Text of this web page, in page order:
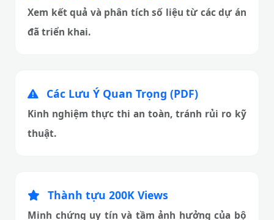
Xem kết quả và phân tích số liệu từ các dự án
đã triển khai.
Các Lưu Ý Quan Trọng (PDF)
Kinh nghiệm thực thi an toàn, tránh rủi ro kỹ
thuật.
Thành tựu 200K Views
Minh chứng uy tín và tầm ảnh hưởng của bộ